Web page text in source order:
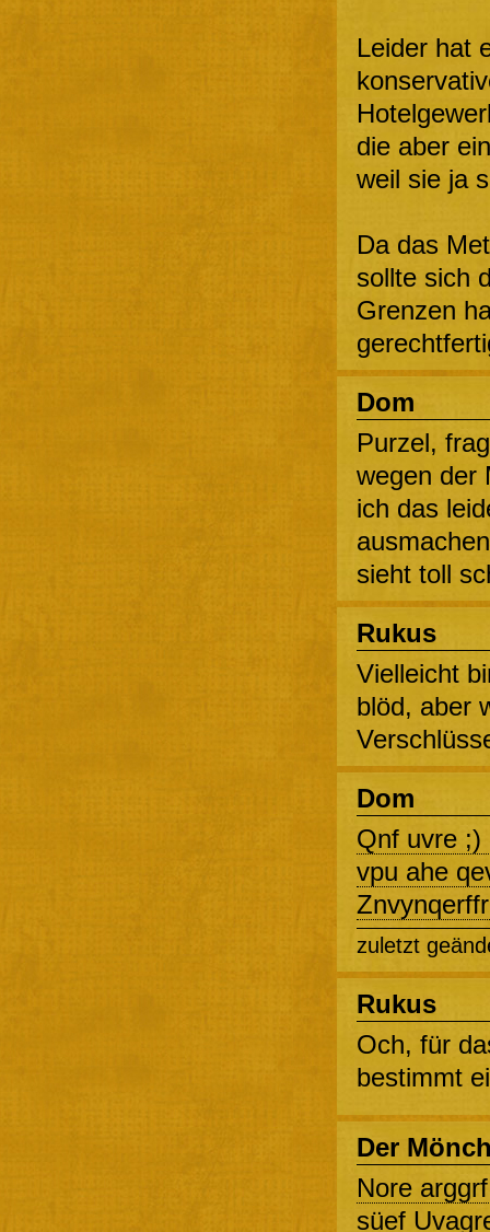
Leider hat
die aber
weil sie ja
Da das
sollte sich
Grenzen
Dom
Purzel,
wegen der
ich das
sieht toll
Rukus
Vielleicht
blöd, aber
Dom
Qnf uvre ;)
vpu ahe
zuletzt
Rukus
Och, für
bestimmt
Der
Nore
süef